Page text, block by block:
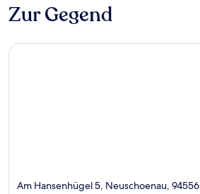
Zur Gegend
Am Hansenhügel 5, Neuschoenau, 94556